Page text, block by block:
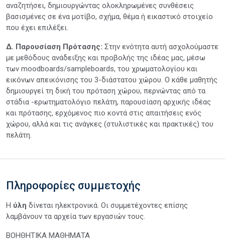
αναζητήσει, δημιουργώντας ολοκληρωμένες συνθέσεις
βασισμένες σε ένα μοτίβο, σχήμα, θέμα ή εικαστικό στοιχείο
που έχει επιλέξει.
Δ. Παρουσίαση Πρότασης: Στην ενότητα αυτή ασχολούμαστε
με μεθόδους ανάδειξης και προβολής της ιδέας μας, μέσω
των moodboards/sampleboards, του χρωματολογίου και
εικόνων απεικόνισης του 3-διάστατου χώρου. Ο κάθε μαθητής
δημιουργεί τη δική του πρόταση χώρου, περνώντας από τα
στάδια -ερωτηματολόγιο πελάτη, παρουσίαση αρχικής ιδέας
και πρότασης, ερχόμενος πιο κοντά στις απαιτήσεις ενός
χώρου, αλλά και τις ανάγκες (στυλιστικές και πρακτικές) του
πελάτη.
Πληροφορίες συμμετοχής
Η ύλη δίνεται ηλεκτρονικά. Οι συμμετέχοντες επίσης
λαμβάνουν τα αρχεία των εργασιών τους.
ΒΟΗΘΗΤΙΚΑ ΜΑΘΗΜΑΤΑ